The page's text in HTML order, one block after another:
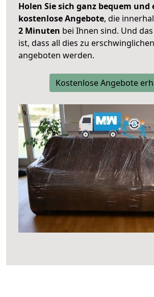
Holen Sie sich ganz bequem und
kostenlose Angebote, die
2 Minuten bei Ihnen sind. Und
ist, dass all dies zu
angeboten werden.
Kostenlose Angebote